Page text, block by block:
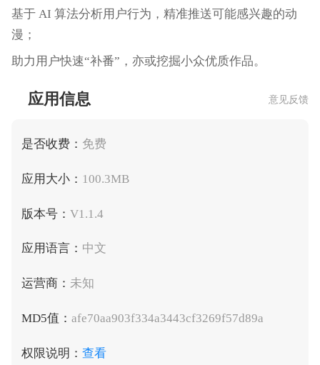
基于 AI 算法分析用户行为，精准推送可能感兴趣的动
漫；
助力用户快速“补番”，亦或挖掘小众优质作品。
应用信息 意见反馈
是否收费： 免费
应用大小： 100.3MB
版本号： V1.1.4
应用语言： 中文
运营商： 未知
MD5值： afe70aa903f334a3443cf3269f57d89a
权限说明： 查看